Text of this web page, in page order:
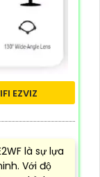
EZVIZ
là sự lựa
Với độ